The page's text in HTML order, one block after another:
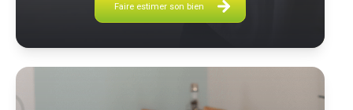
Faire estimer son bien